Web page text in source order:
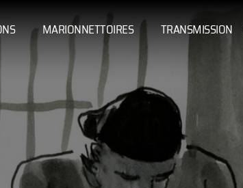
MARIONNETTOIRES TRANSMISSION